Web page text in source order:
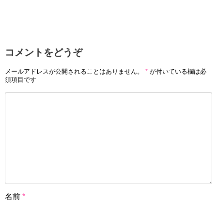
コメントをどうぞ
メールアドレスが公開されることはありません。 * が付いている欄は必
須項目です
名前 *